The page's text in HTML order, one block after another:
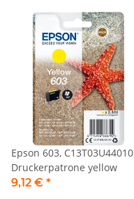
Epson 603, C13T03U44010
Druckerpatrone yellow
9,12 € *